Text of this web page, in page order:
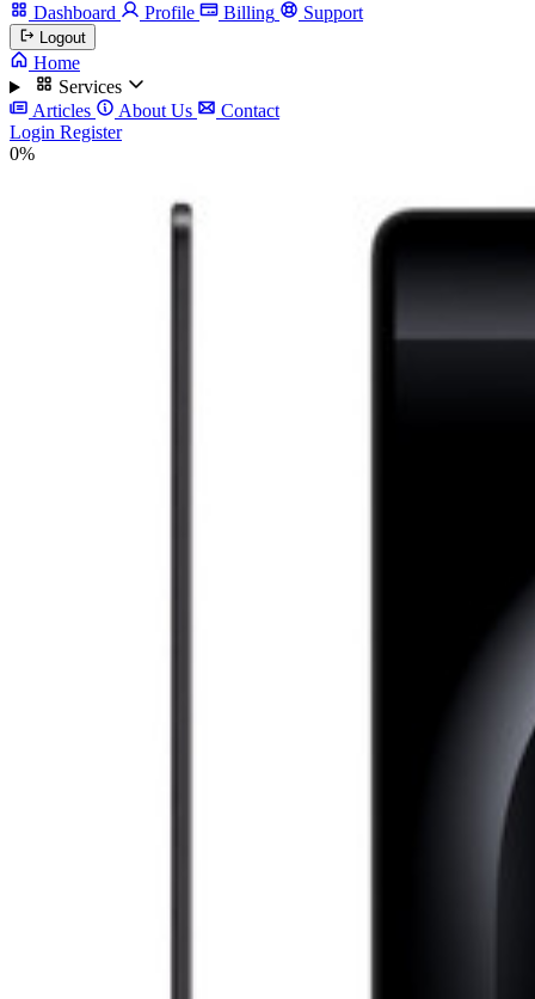
Dashboard Profile Billing Support
Logout
Home
Services
Articles
About Us
Contact
Login Register
0%